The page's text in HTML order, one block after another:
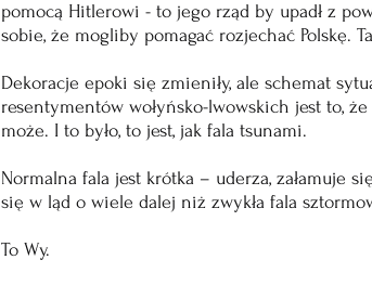
pomocą Hitlerowi - to jego rząd by upadł z
sobie, że mogliby pomagać rozjechać Polskę.
Dekoracje epoki się zmieniły, ale schemat
resentymentów wołyńsko-lwowskich jest to,
może. I to było, to jest, jak fala tsunami.
Normalna fala jest krótka – uderza, załamuje
się w ląd o wiele dalej niż zwykła fala
To Wy.